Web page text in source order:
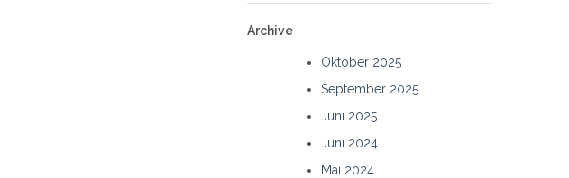
Archive
Oktober 2025
September 2025
Juni 2025
Juni 2024
Mai 2024